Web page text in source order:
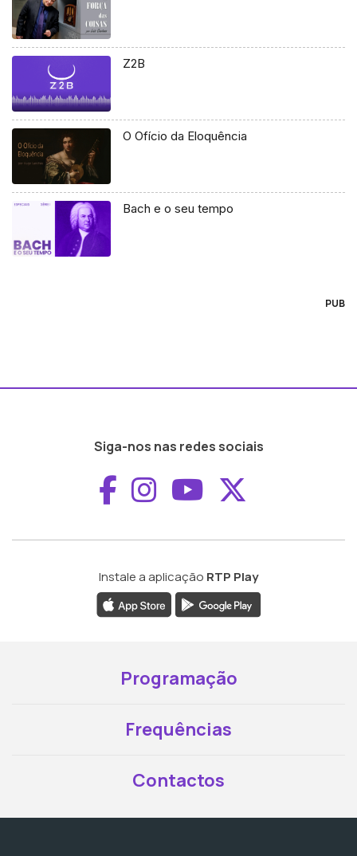
Z2B
O Ofício da Eloquência
Bach e o seu tempo
PUB
Siga-nos nas redes sociais
Aceder ao
Aceder ao
Aceder ao
Instale a aplicação RTP Play
Programação
Frequências
Contactos